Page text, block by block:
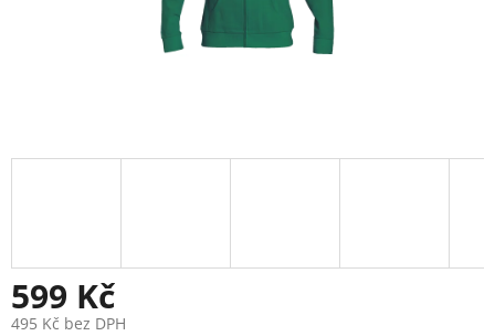
599 Kč
495 Kč bez DPH